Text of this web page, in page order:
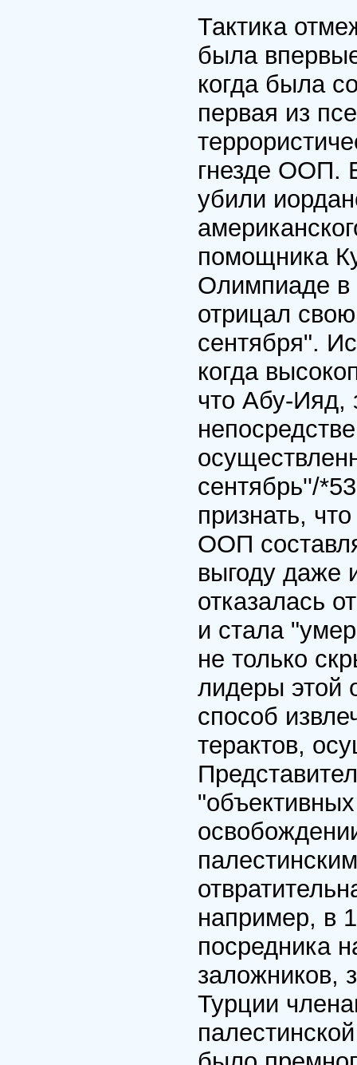
Тактика
была
когда была
первая из
гнезде ООП.
убили
помощника
Олимпиаде
отрицал
сентября".
когда
что Абу-Ияд,
сентябрь''/
признать,
ООП
выгоду даже
отказалась
и стала
не только
лидеры этой
способ
терактов,
например, в
посредника
заложников,
Турции